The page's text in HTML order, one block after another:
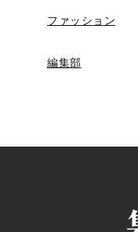
ファッション
編集部